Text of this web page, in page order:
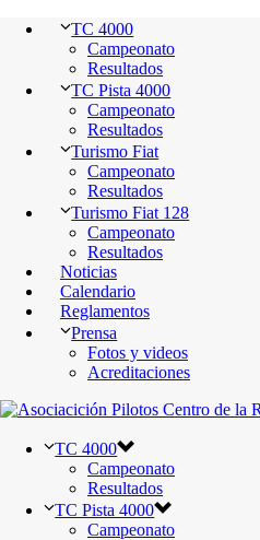
TC 4000
Campeonato
Resultados
TC Pista 4000
Campeonato
Resultados
Turismo Fiat
Campeonato
Resultados
Turismo Fiat 128
Campeonato
Resultados
Noticias
Calendario
Reglamentos
Prensa
Fotos y videos
Acreditaciones
TC 4000
Campeonato
Resultados
TC Pista 4000
Campeonato